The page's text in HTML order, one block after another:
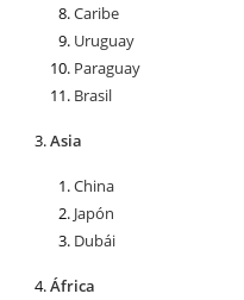
Caribe
Uruguay
Paraguay
Brasil
Asia
China
Japón
Dubái
África